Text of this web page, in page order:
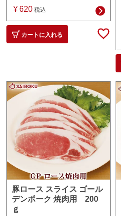
¥ 620 税込
カートに入れる
豚ロース スライス ゴール
デンポーク 焼肉用 200
ｇ